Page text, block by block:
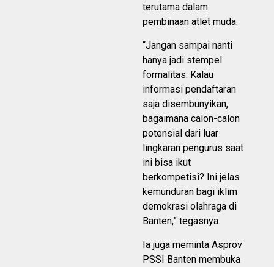
terutama dalam
pembinaan atlet muda.
“Jangan sampai nanti
hanya jadi stempel
formalitas. Kalau
informasi pendaftaran
saja disembunyikan,
bagaimana calon-calon
potensial dari luar
lingkaran pengurus saat
ini bisa ikut
berkompetisi? Ini jelas
kemunduran bagi iklim
demokrasi olahraga di
Banten,” tegasnya.
Ia juga meminta Asprov
PSSI Banten membuka